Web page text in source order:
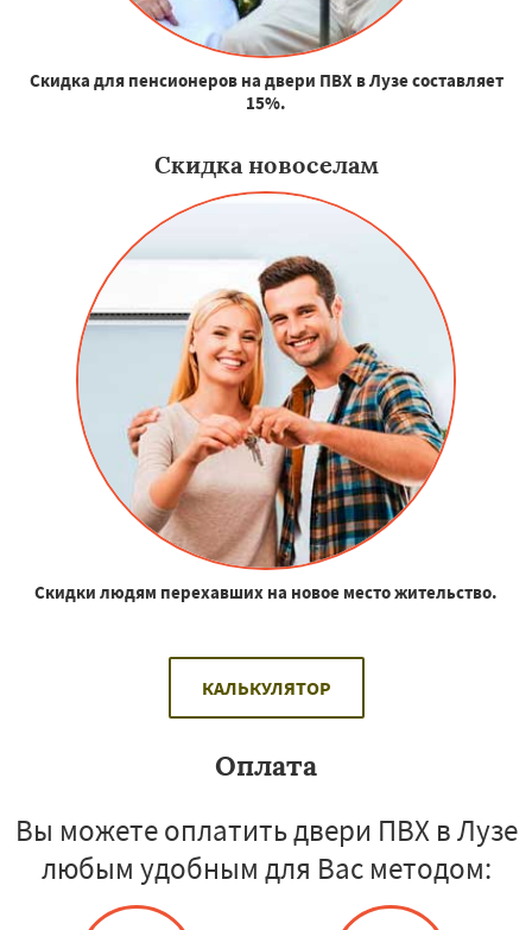
Скидка для пенсионеров на двери ПВХ в Лузе составляет
15%.
Скидка новоселам
Скидки людям перехавших на новое место жительство.
КАЛЬКУЛЯТОР
Оплата
Вы можете оплатить двери ПВХ в Лузе
любым удобным для Вас методом: